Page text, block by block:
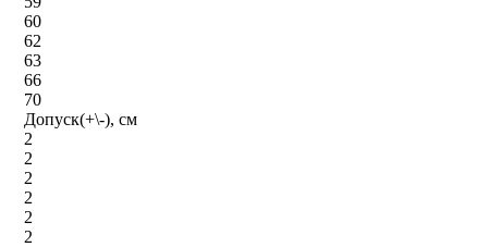
60
62
63
66
70
Допуск(+\-), см
2
2
2
2
2
2